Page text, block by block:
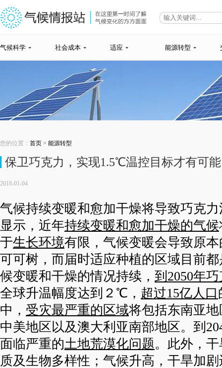
气候科学 社会成本 适应 能源转型
您的位置： 首页 > 能源转型
保卫巧克力，实现1.5℃温控目标才有可能
2018-01-04
气候持续变暖和愈加干燥将导致巧克
显示，近年持续变暖和愈加干燥的气候
于生长环境有限，气候变暖会导致原
可可树，而届时适应种植的区域目前
候变暖和干燥的情况持续， 到2050年
全球升温幅度达到２℃， 超过15亿人口
中， 受灾最严重的区域将包括东南亚
中美地区以及澳大利亚南部地区。到
面临严重的土地荒漠化问题。此外，
质及生物多样性；气候升高，干旱加